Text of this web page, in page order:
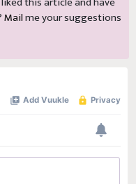
Mailme your suggestions